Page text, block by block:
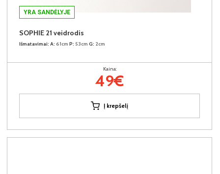
YRA SANDĖLYJE
SOPHIE 21 veidrodis
Išmatavimai: A: 61cm P: 53cm G: 2cm
Kaina:
49€
Į krepšelį